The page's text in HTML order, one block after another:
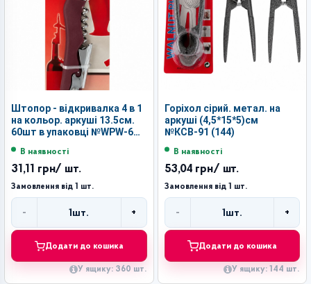
Штопор - відкривалка 4 в 1
на кольор. аркуші 13.5см.
60шт в упаковці №WPW-6
В наявності
31,11 грн/ шт.
Замовлення від 1 шт.
- 1 шт. +
Додати до кошика
У ящику: 360 шт.
Горіхол сірий. метал. на
аркуші (4,5*15*5)см
№КСВ-91 (144)
В наявності
53,04 грн/ шт.
Замовлення від 1 шт.
- 1 шт. +
Додати до кошика
У ящику: 144 шт.